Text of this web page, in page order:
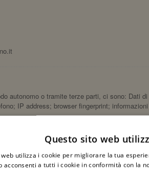
autonomo o tramite terze parti, ci sono: Dati
IP address; browser fingerprint;
sono forniti nelle sezioni dedicate di
o, nel caso di Dati di Utilizzo, raccolti
Applicazione sono obbligatori. Se l’Utente
come facoltativi, gli Utenti sono liberi di
Questo sito web
utilizza i cookie per migliorare la tua
acconsenti a tutti i cookie in conformità con la